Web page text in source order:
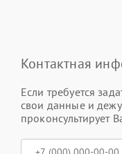
Контактная
Если требуется
свои данные и
проконсультирует